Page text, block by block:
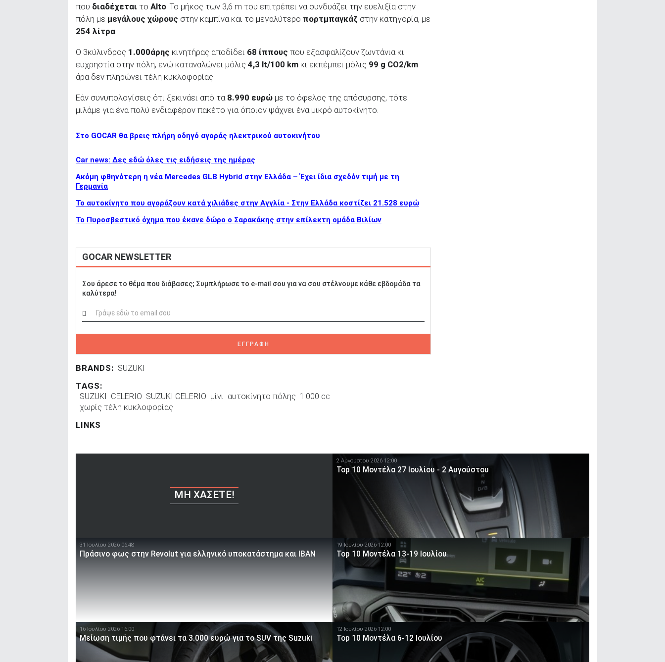
που διαδέχεται το Alto. Το μήκος των 3,6 m του επιτρέπει να συνδυάζει την ευελιξία στην
πόλη με μεγάλους χώρους στην καμπίνα και το μεγαλύτερο πορτμπαγκάζ στην κατηγορία, με
254 λίτρα.
Ο 3κύλινδρος 1.000άρης κινητήρας αποδίδει 68 ίππους που εξασφαλίζουν ζωντάνια κι
ευχρηστία στην πόλη, ενώ καταναλώνει μόλις 4,3 lt/100 km κι εκπέμπει μόλις 99 g CO2/km
άρα δεν πληρώνει τέλη κυκλοφορίας.
Εάν συνυπολογίσεις ότι ξεκινάει από τα 8.990 ευρώ με το όφελος της απόσυρσης, τότε
μιλάμε για ένα πολύ ενδιαφέρον πακέτο για όποιον ψάχνει ένα μικρό αυτοκίνητο.
Στο GOCAR θα βρεις πλήρη οδηγό αγοράς ηλεκτρικού αυτοκινήτου
Car news: Δες εδώ όλες τις ειδήσεις της ημέρας
Ακόμη φθηνότερη η νέα Mercedes GLB Hybrid στην Ελλάδα – Έχει ίδια σχεδόν τιμή με τη
Γερμανία
To αυτοκίνητο που αγοράζουν κατά χιλιάδες στην Αγγλία - Στην Ελλάδα κοστίζει 21.528 ευρώ
Το Πυροσβεστικό όχημα που έκανε δώρο ο Σαρακάκης στην επίλεκτη ομάδα Βιλίων
GOCAR NEWSLETTER
Σου άρεσε το θέμα που διάβασες; Συμπλήρωσε το e-mail σου για να σου στέλνουμε κάθε εβδομάδα τα
καλύτερα!
ΕΓΓΡΑΦΗ
BRANDS: SUZUKI
TAGS:
SUZUKI CELERIO SUZUKI CELERIO μίνι αυτοκίνητο πόλης 1.000 cc
χωρίς τέλη κυκλοφορίας
LINKS
ΜΗ ΧΆΣΕΤΕ!
2 Αυγούστου 2026 12:00
Top 10 Μοντέλα 27 Ιουλίου - 2 Αυγούστου
31 Ιουλίου 2026 06:48
Πράσινο φως στην Revolut για ελληνικό υποκατάστημα και IBAN
19 Ιουλίου 2026 12:00
Top 10 Μοντέλα 13-19 Ιουλίου
16 Ιουλίου 2026 16:00
Μείωση τιμής που φτάνει τα 3.000 ευρώ για το SUV της Suzuki
12 Ιουλίου 2026 12:00
Top 10 Μοντέλα 6-12 Ιουλίου